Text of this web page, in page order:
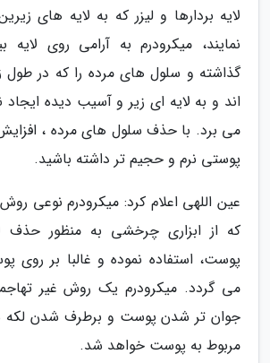
لایه بردارها و لیزر که به لایه های
نمایند، میکرودرم به آرامی روی لایه
گذاشته و سلول های مرده را که در طول
اند و به لایه ای زیر و آسیب دیده
می برد. با حذف سلول های مرده ،
پوستی نرم و حجیم تر داشته باشید.
عین اللهی اعلام کرد: میکرودرم نوعی
که از ابزاری چرخشی به منظور حذف
پوست، استفاده نموده و غالبا بر روی
می گردد. میکرودرم یک روش غیر
جوان تر شدن پوست و برطرف شدن لکه
مربوط به پوست خواهد شد.